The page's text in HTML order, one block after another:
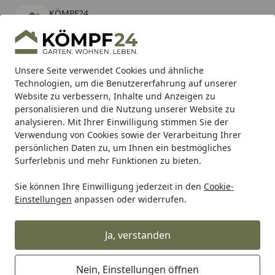
Unsere Seite verwendet Cookies und ähnliche
Technologien, um die Benutzererfahrung auf unserer
Website zu verbessern, Inhalte und Anzeigen zu
personalisieren und die Nutzung unserer Website zu
analysieren. Mit Ihrer Einwilligung stimmen Sie der
Verwendung von Cookies sowie der Verarbeitung Ihrer
persönlichen Daten zu, um Ihnen ein bestmögliches
Surferlebnis und mehr Funktionen zu bieten.
Sie können Ihre Einwilligung jederzeit in den Cookie-
Einstellungen anpassen oder widerrufen.
Ja, verstanden
Nein, Einstellungen öffnen
KÖMPF24
kostenlos - Im App Store
Hotline
Alle Produkte
Mein Konto
Suchen
Karibu Pools inkl. gratis Sandfilteranlage & Pool-
Starterset (Gesamtwert bis 468,99€)
Startseite
T&J Sichtschutzzaun Holz-Sichtschutz SAIGON
Zubehör für T&J SAIGON
Ihre Artikelübersicht